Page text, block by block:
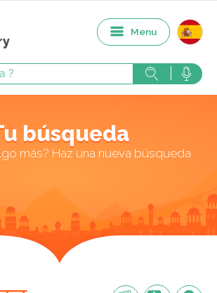
Menu
búsqueda
más? Haz una nueva búsqueda